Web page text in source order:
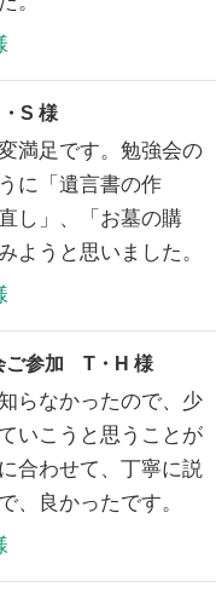
S 様
満足です。勉強会の
に「遺言書の作
し」、「お墓の購
ようと思いました。
ご参加 T・H 様
らなかったので、少
いこうと思うことが
合わせて、丁寧に説
、良かったです。